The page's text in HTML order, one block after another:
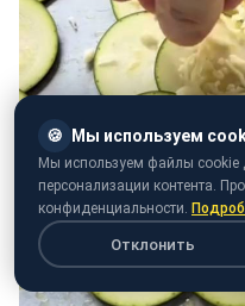
🍪 Мы используем
Мы используем файлы cookie
персонализации контента.
конфиденциальности.
Отклонить